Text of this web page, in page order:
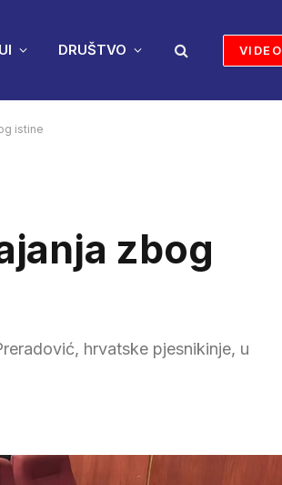
DRUŠTVO VIDEO
istine
zbog
hrvatske pjesnikinje, u